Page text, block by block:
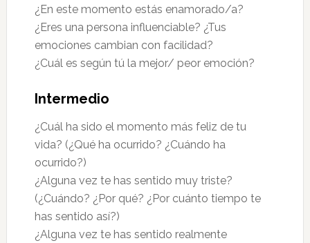
¿En este momento estás enamorado/a?
¿Eres una persona influenciable? ¿Tus
emociones cambian con facilidad?
¿Cuál es según tú la mejor/ peor emoción?
Intermedio
¿Cuál ha sido el momento más feliz de tu
vida? (¿Qué ha ocurrido? ¿Cuándo ha
ocurrido?)
¿Alguna vez te has sentido muy triste?
(¿Cuándo? ¿Por qué? ¿Por cuánto tiempo te
has sentido así?)
¿Alguna vez te has sentido realmente